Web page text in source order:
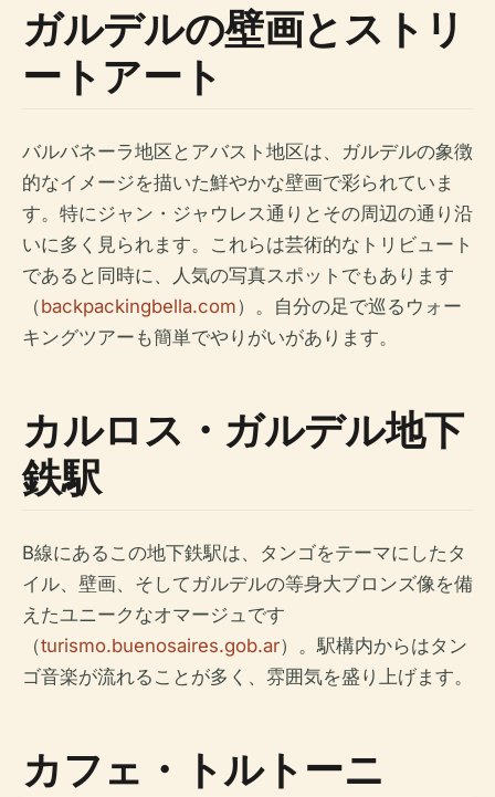
ガルデルの壁画とストリ
ートアート
バルバネーラ地区とアバスト地区は、ガルデルの象徴
的なイメージを描いた鮮やかな壁画で彩られていま
す。特にジャン・ジャウレス通りとその周辺の通り沿
いに多く見られます。これらは芸術的なトリビュート
であると同時に、人気の写真スポットでもあります
（backpackingbella.com）。自分の足で巡るウォー
キングツアーも簡単でやりがいがあります。
カルロス・ガルデル地下
鉄駅
B線にあるこの地下鉄駅は、タンゴをテーマにしたタ
イル、壁画、そしてガルデルの等身大ブロンズ像を備
えたユニークなオマージュです
（turismo.buenosaires.gob.ar）。駅構内からはタン
ゴ音楽が流れることが多く、雰囲気を盛り上げます。
カフェ・トルトーニ